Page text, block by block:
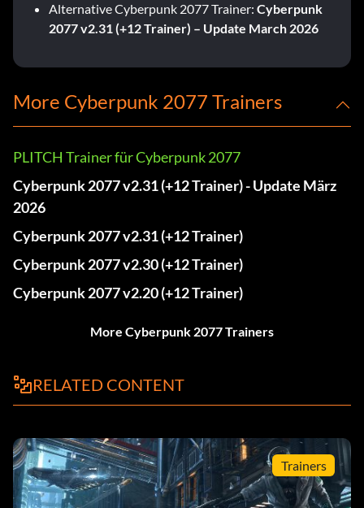
Alternative Cyberpunk 2077 Trainer: Cyberpunk
2077 v2.31 (+12 Trainer) – Update March 2026
More Cyberpunk 2077 Trainers
PLITCH Trainer für Cyberpunk 2077
Cyberpunk 2077 v2.31 (+12 Trainer) - Update März
2026
Cyberpunk 2077 v2.31 (+12 Trainer)
Cyberpunk 2077 v2.30 (+12 Trainer)
Cyberpunk 2077 v2.20 (+12 Trainer)
More Cyberpunk 2077 Trainers
RELATED CONTENT
Trainers